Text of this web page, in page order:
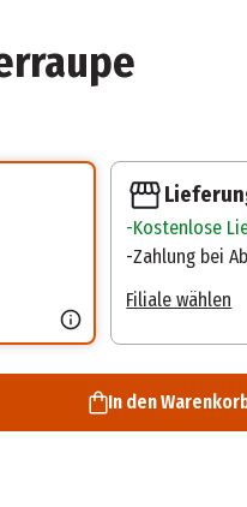
Kostenlose
Zahlung bei
Filiale wählen
In den